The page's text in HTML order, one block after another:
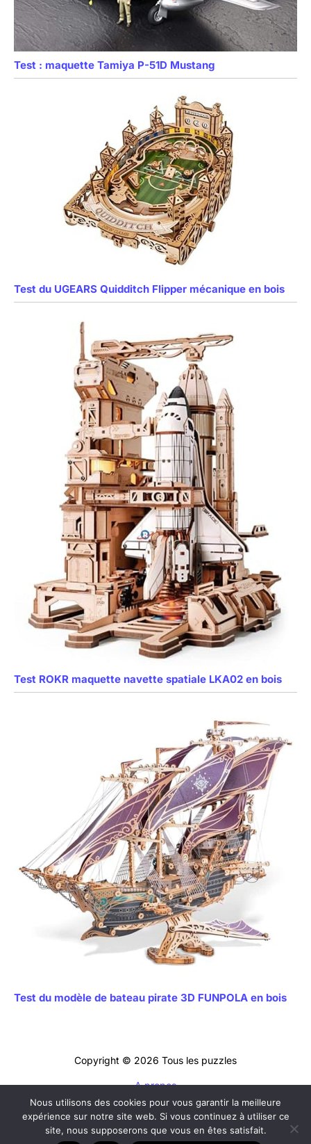
Test : maquette Tamiya P-51D Mustang
Test du UGEARS Quidditch Flipper mécanique en bois
Test ROKR maquette navette spatiale LKA02 en bois
Test du modèle de bateau pirate 3D FUNPOLA en bois
Copyright © 2026 Tous les puzzles
A propos
Contact
Mentions légales
Politique de confidentialité
Nous utilisons des cookies pour vous garantir la meilleure
expérience sur notre site web. Si vous continuez à utiliser ce
site, nous supposerons que vous en êtes satisfait.